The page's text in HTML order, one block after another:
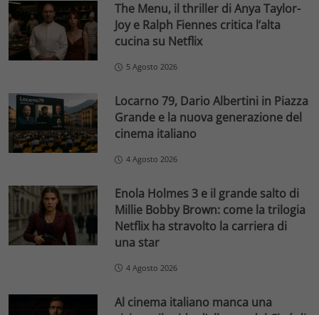
The Menu, il thriller di Anya Taylor-
Joy e Ralph Fiennes critica l’alta
cucina su Netflix
5 Agosto 2026
Locarno 79, Dario Albertini in Piazza
Grande e la nuova generazione del
cinema italiano
4 Agosto 2026
Enola Holmes 3 e il grande salto di
Millie Bobby Brown: come la trilogia
Netflix ha stravolto la carriera di
una star
4 Agosto 2026
Al cinema italiano manca una